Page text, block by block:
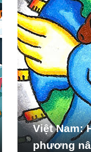
Việt Nam:
phương